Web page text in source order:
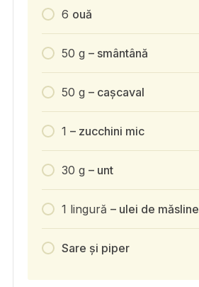
6 ouă
50 g – smântână
50 g – cașcaval
1 – zucchini mic
30 g – unt
1 lingură – ulei de măsline
Sare și piper